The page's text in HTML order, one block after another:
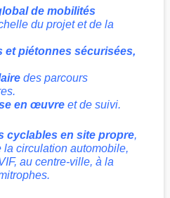
de mobilités
du projet et de la
piétonnes sécurisées,
des parcours
en œuvreet de suivi.
cyclables en site propre,
circulation automobile,
au centre-ville, à la